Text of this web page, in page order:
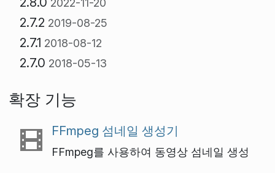
2.7.2 2019-08-25
2.7.1 2018-08-12
2.7.0 2018-05-13
확장 기능
FFmpeg 섬네일 생성기
FFmpeg를 사용하여 동영상 섬네일 생성